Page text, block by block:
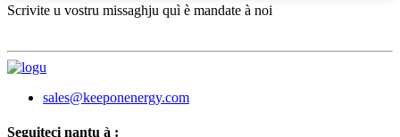
Scrivite u vostru missaghju quì è mandate à noi
sales@keeponenergy.com
Seguiteci nantu à :